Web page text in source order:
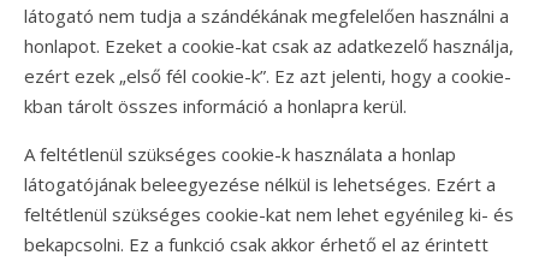
látogató nem tudja a szándékának megfelelően használni a
honlapot. Ezeket a cookie-kat csak az adatkezelő használja,
ezért ezek „első fél cookie-k”. Ez azt jelenti, hogy a cookie-
kban tárolt összes információ a honlapra kerül.
A feltétlenül szükséges cookie-k használata a honlap
látogatójának beleegyezése nélkül is lehetséges. Ezért a
feltétlenül szükséges cookie-kat nem lehet egyénileg ki- és
bekapcsolni. Ez a funkció csak akkor érhető el az érintett